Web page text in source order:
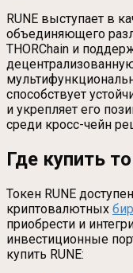
RUNE выступает в
объединяющего
THORChain и
способствует
и укрепляет его
среди кросс-чейн
Где купить
Токен RUNE
криптовалютных
приобрести и
инвестиционные
купить RUNE: